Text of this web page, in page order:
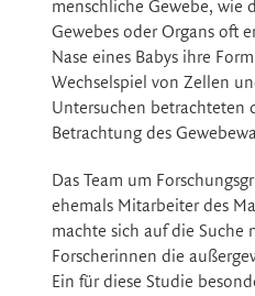
menschliche Gewebe, wie
Gewebes oder Organs oft
Nase eines Babys ihre
Wechselspiel von Zellen
Untersuchen betrachteten
Betrachtung des
Das Team um
ehemals Mitarbeiter des
machte sich auf die Suche
Forscherinnen die
Ein für diese Studie